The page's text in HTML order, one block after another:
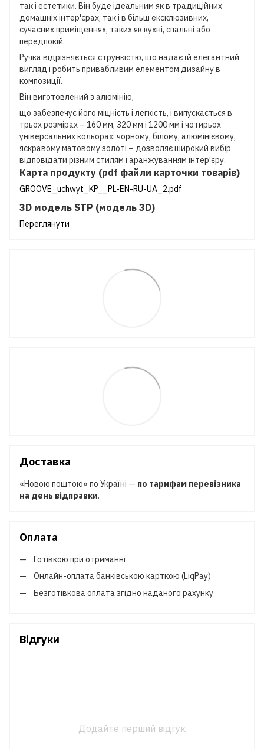
так і естетики. Він буде ідеальним як в традиційних
домашніх інтер'єрах, так і в більш ексклюзивних,
сучасних приміщеннях, таких як кухні, спальні або
передпокій.
Ручка відрізняється стрункістю, що надає їй елегантний
вигляд і робить привабливим елементом дизайну в
композиції.
Він виготовлений з алюмінію,
що забезпечує його міцність і легкість, і випускається в
трьох розмірах – 160 мм, 320 мм і 1200 мм і чотирьох
універсальних кольорах: чорному, білому, алюмінієвому,
яскравому матовому золоті – дозволяє широкий вибір
відповідати різним стилям і аранжуванням інтер'єру.
Карта продукту (pdf файли карточки товарів)
GROOVE_uchwyt_KP__PL-EN-RU-UA_2.pdf
3D модель STP (модель 3D)
Переглянути
Доставка
«Новою поштою» по Україні — по тарифам перевізника
на день відправки.
Оплата
Готівкою при отриманні
Онлайн-оплата банківською карткою (LiqPay)
Безготівкова оплата згідно наданого рахунку
Відгуки
Додайте перший відгук